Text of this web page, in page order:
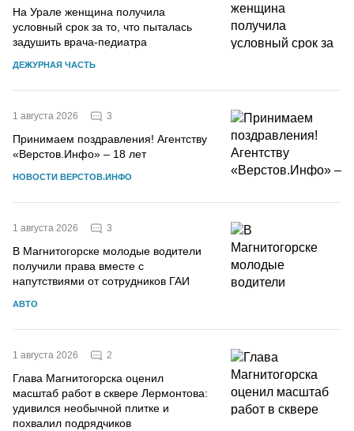
На Урале женщина получила
условный срок за то, что пыталась
задушить врача-педиатра
ДЕЖУРНАЯ ЧАСТЬ
1 августа 2026 3
Принимаем поздравления! Агентству
«Верстов.Инфо» – 18 лет
НОВОСТИ ВЕРСТОВ.ИНФО
1 августа 2026 3
В Магнитогорске молодые водители
получили права вместе с
напутствиями от сотрудников ГАИ
АВТО
1 августа 2026 2
Глава Магнитогорска оценил
масштаб работ в сквере Лермонтова:
удивился необычной плитке и
похвалил подрядчиков